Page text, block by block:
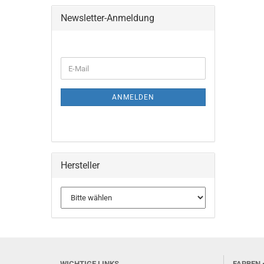
Newsletter-Anmeldung
ZUR
E-
Mail
ANMELDEN
Hersteller